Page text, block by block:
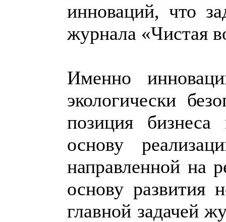
инноваций, что
журнала «Чистая
Именно
экологически
позиция
основу
направленной на
основу развития
главной задачей